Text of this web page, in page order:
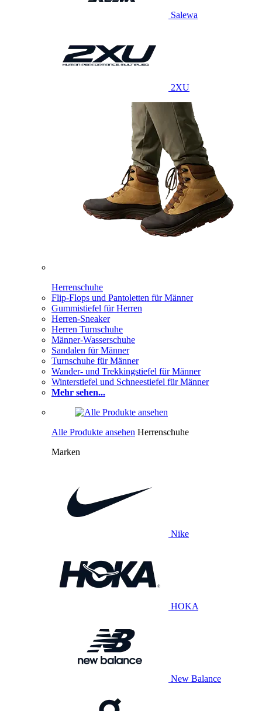
Salewa
2XU
Herrenschuhe
Flip-Flops und Pantoletten für Männer
Gummistiefel für Herren
Herren-Sneaker
Herren Turnschuhe
Männer-Wasserschuhe
Sandalen für Männer
Turnschuhe für Männer
Wander- und Trekkingstiefel für Männer
Winterstiefel und Schneestiefel für Männer
Mehr sehen...
Alle Produkte ansehen Herrenschuhe
Marken
Nike
HOKA
New Balance